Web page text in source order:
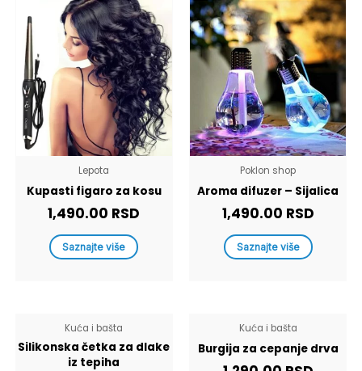
Lepota
Kupasti figaro za kosu
1,490.00 RSD
Saznajte više
Poklon shop
Aroma difuzer – Sijalica
1,490.00 RSD
Saznajte više
Kuća i bašta
Silikonska četka za dlake
iz tepiha
Kuća i bašta
Burgija za cepanje drva